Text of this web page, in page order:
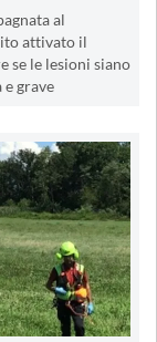
al
attivato il
se le lesioni siano
grave